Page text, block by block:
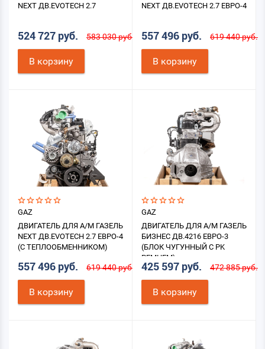
NEXT ДВ.EVOTECH 2.7
524 727 руб. 583 030 руб.
В корзину
NEXT ДВ.EVOTECH 2.7 ЕВРО-4
557 496 руб. 619 440 руб.
В корзину
GAZ
ДВИГАТЕЛЬ ДЛЯ А/М ГАЗЕЛЬ
NEXT ДВ.EVOTECH 2.7 ЕВРО-4
(С ТЕПЛООБМЕННИКОМ)
557 496 руб. 619 440 руб.
В корзину
GAZ
ДВИГАТЕЛЬ ДЛЯ А/М ГАЗЕЛЬ
БИЗНЕС ДВ.4216 ЕВРО-3
(БЛОК ЧУГУННЫЙ С PK
РЕМНЕМ)
425 597 руб. 472 885 руб.
В корзину